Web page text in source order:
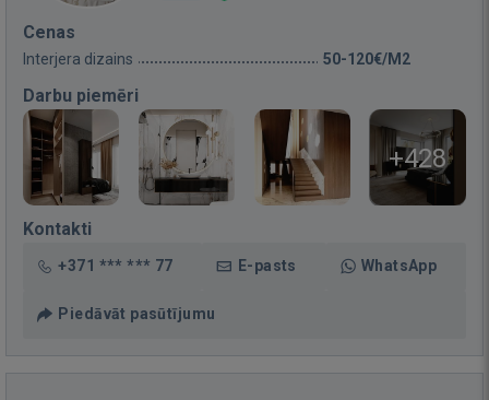
Cenas
Interjera dizains 50-120€/M2
Darbu piemēri
+428
Kontakti
+371 *** *** 77 E-pasts WhatsApp
Piedāvāt pasūtījumu